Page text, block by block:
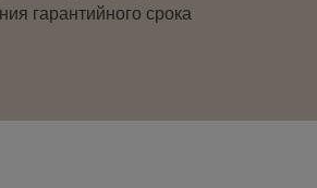
гарантийного срока